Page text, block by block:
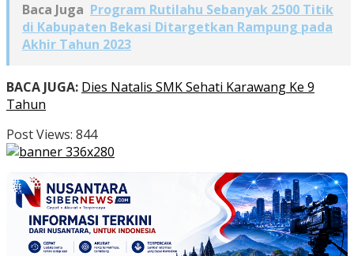
Baca Juga Program Rutilahu Sebanyak 2500 Titik
di Kabupaten Bekasi Ditargetkan Rampung pada
Akhir Tahun 2023
BACA JUGA: Dies Natalis SMK Sehati Karawang Ke 9
Tahun
Post Views: 844